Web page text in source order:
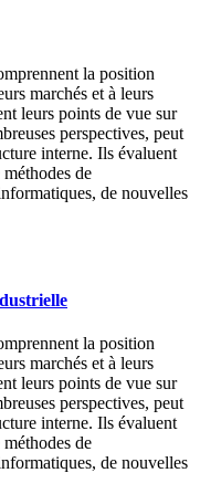
la position
marchés et à leurs
leurs points de vue sur
perspectives, peut
interne. Ils évaluent
de
de nouvelles
la position
marchés et à leurs
leurs points de vue sur
perspectives, peut
interne. Ils évaluent
de
de nouvelles